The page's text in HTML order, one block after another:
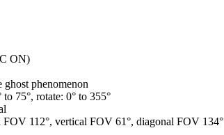
ON)
ghost phenomenon
75°, rotate: 0° to 355°
FOV 112°, vertical FOV 61°, diagonal FOV 134°